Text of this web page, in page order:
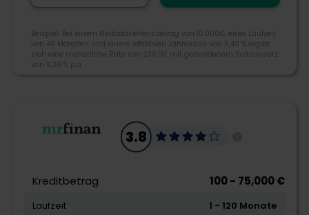
Beispiel: Bei einem Nettodarlehensbetrag von 10.000€, einer Laufzeit
von 48 Monaten und einem effektiven Jahreszins von 6,49 % ergibt
sich eine monatliche Rate von 236,19[ mit gebundenem Sollzinssatz
von 6,30 % p.a..
3.9
3.8
Kreditbetrag 100 - 75,000 €
Laufzeit
1 - 120 Monate